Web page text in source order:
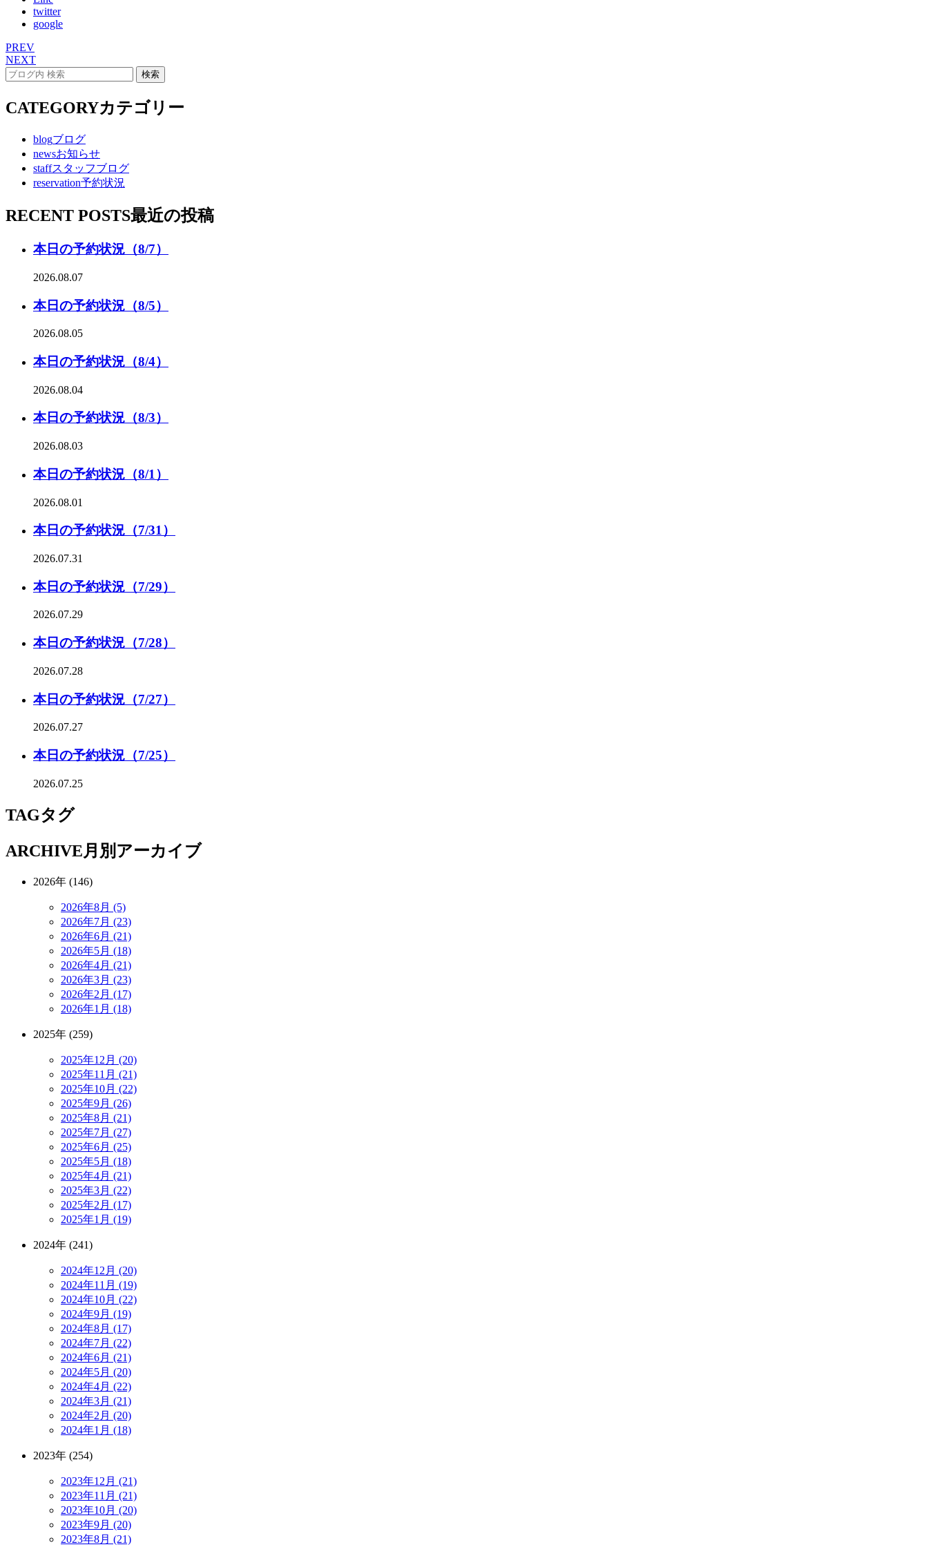
twitter
google
PREV
NEXT
CATEGORYカテゴリー
blogブログ
newsお知らせ
staffスタッフブログ
reservation予約状況
RECENT POSTS最近の投稿
本日の予約状況（8/7）
2026.08.07
本日の予約状況（8/5）
2026.08.05
本日の予約状況（8/4）
2026.08.04
本日の予約状況（8/3）
2026.08.03
本日の予約状況（8/1）
2026.08.01
本日の予約状況（7/31）
2026.07.31
本日の予約状況（7/29）
2026.07.29
本日の予約状況（7/28）
2026.07.28
本日の予約状況（7/27）
2026.07.27
本日の予約状況（7/25）
2026.07.25
TAGタグ
ARCHIVE月別アーカイブ
2026年 (146)
2026年8月 (5)
2026年7月 (23)
2026年6月 (21)
2026年5月 (18)
2026年4月 (21)
2026年3月 (23)
2026年2月 (17)
2026年1月 (18)
2025年 (259)
2025年12月 (20)
2025年11月 (21)
2025年10月 (22)
2025年9月 (26)
2025年8月 (21)
2025年7月 (27)
2025年6月 (25)
2025年5月 (18)
2025年4月 (21)
2025年3月 (22)
2025年2月 (17)
2025年1月 (19)
2024年 (241)
2024年12月 (20)
2024年11月 (19)
2024年10月 (22)
2024年9月 (19)
2024年8月 (17)
2024年7月 (22)
2024年6月 (21)
2024年5月 (20)
2024年4月 (22)
2024年3月 (21)
2024年2月 (20)
2024年1月 (18)
2023年 (254)
2023年12月 (21)
2023年11月 (21)
2023年10月 (20)
2023年9月 (20)
2023年8月 (21)